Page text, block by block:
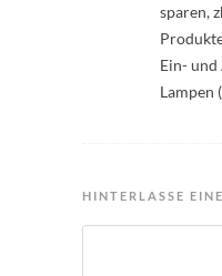
sparen,
Ein- und
Lampen
HINTERLASSE